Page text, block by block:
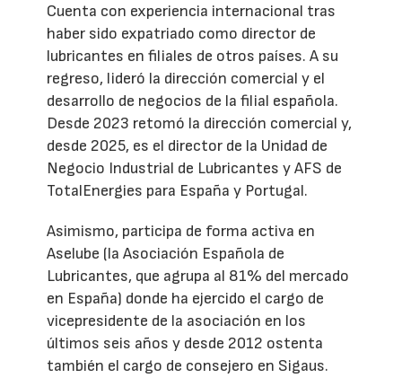
Cuenta con experiencia internacional tras
haber sido expatriado como director de
lubricantes en filiales de otros países. A su
regreso, lideró la dirección comercial y el
desarrollo de negocios de la filial española.
Desde 2023 retomó la dirección comercial y,
desde 2025, es el director de la Unidad de
Negocio Industrial de Lubricantes y AFS de
TotalEnergies para España y Portugal.
Asimismo, participa de forma activa en
Aselube (la Asociación Española de
Lubricantes, que agrupa al 81% del mercado
en España) donde ha ejercido el cargo de
vicepresidente de la asociación en los
últimos seis años y desde 2012 ostenta
también el cargo de consejero en Sigaus.